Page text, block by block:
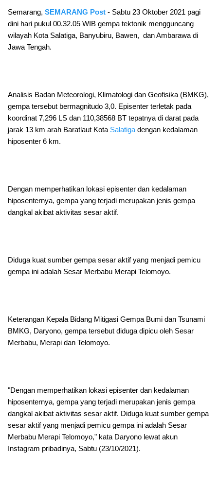
Semarang, SEMARANG Post - Sabtu 23 Oktober 2021 pagi
dini hari pukul 00.32.05 WIB gempa tektonik mengguncang
wilayah Kota Salatiga, Banyubiru, Bawen, dan Ambarawa di
Jawa Tengah.
Analisis Badan Meteorologi, Klimatologi dan Geofisika (BMKG),
gempa tersebut bermagnitudo 3,0. Episenter terletak pada
koordinat 7,296 LS dan 110,38568 BT tepatnya di darat pada
jarak 13 km arah Baratlaut Kota Salatiga dengan kedalaman
hiposenter 6 km.
Dengan memperhatikan lokasi episenter dan kedalaman
hiposenternya, gempa yang terjadi merupakan jenis gempa
dangkal akibat aktivitas sesar aktif.
Diduga kuat sumber gempa sesar aktif yang menjadi pemicu
gempa ini adalah Sesar Merbabu Merapi Telomoyo.
Keterangan Kepala Bidang Mitigasi Gempa Bumi dan Tsunami
BMKG, Daryono, gempa tersebut diduga dipicu oleh Sesar
Merbabu, Merapi dan Telomoyo.
"Dengan memperhatikan lokasi episenter dan kedalaman
hiposenternya, gempa yang terjadi merupakan jenis gempa
dangkal akibat aktivitas sesar aktif. Diduga kuat sumber gempa
sesar aktif yang menjadi pemicu gempa ini adalah Sesar
Merbabu Merapi Telomoyo," kata Daryono lewat akun
Instagram pribadinya, Sabtu (23/10/2021).